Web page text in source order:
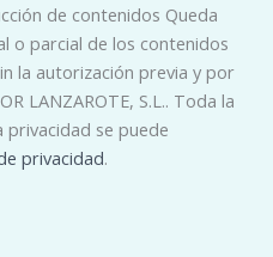
de contenidos Queda
o parcial de los contenidos
la autorización previa y por
LANZAROTE, S.L.. Toda la
privacidad se puede
privacidad.